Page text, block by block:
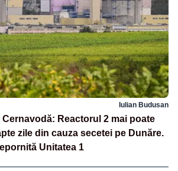
Iulian Budusan
Reactorul 2 mai poate
zile din cauza secetei pe Dunăre.
Unitatea 1